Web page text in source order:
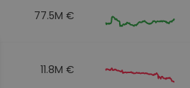
77.5M €
11.8M €